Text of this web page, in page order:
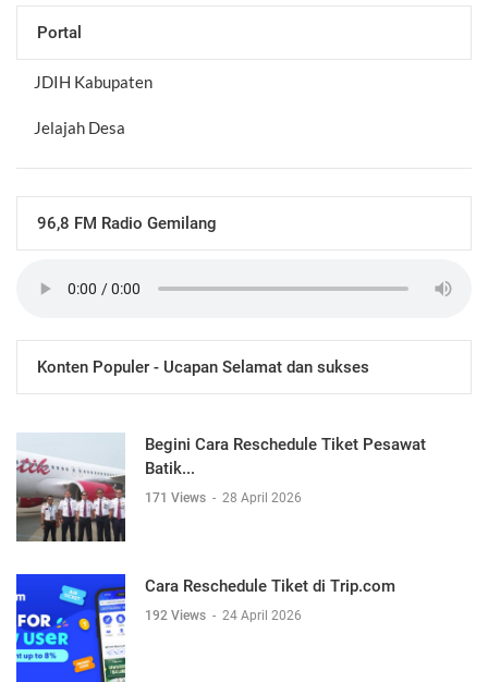
Portal
JDIH Kabupaten
Jelajah Desa
96,8 FM Radio Gemilang
Konten Populer - Ucapan Selamat dan sukses
Begini Cara Reschedule Tiket Pesawat
Batik...
171 Views - 28 April 2026
Cara Reschedule Tiket di Trip.com
192 Views - 24 April 2026